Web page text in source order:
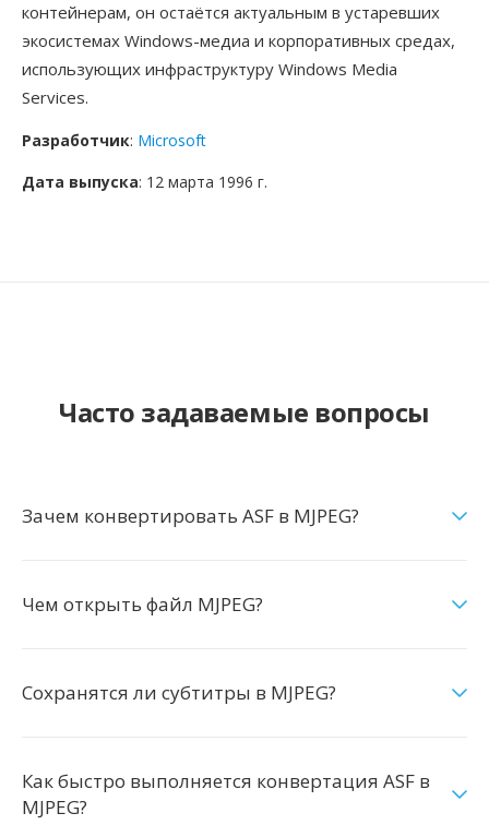
контейнерам, он остаётся актуальным в устаревших
экосистемах Windows-медиа и корпоративных средах,
использующих инфраструктуру Windows Media
Services.
Разработчик: Microsoft
Дата выпуска: 12 марта 1996 г.
Часто задаваемые вопросы
Зачем конвертировать ASF в MJPEG?
Чем открыть файл MJPEG?
Сохранятся ли субтитры в MJPEG?
Как быстро выполняется конвертация ASF в
MJPEG?